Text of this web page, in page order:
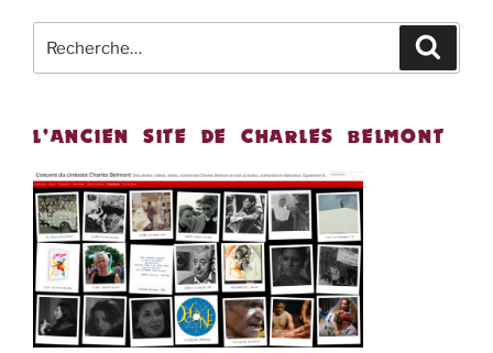
pour
L’ANCIEN SITE DE CHARLES BELMONT